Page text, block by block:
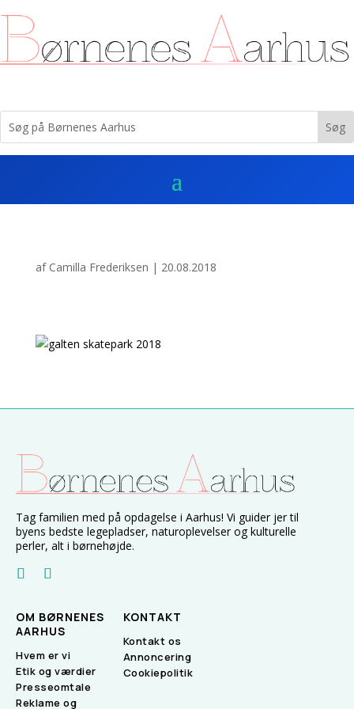
af Camilla Frederiksen | 20.08.2018
Tag familien med på opdagelse i Aarhus! Vi guider jer til
byens bedste legepladser, naturoplevelser og kulturelle
perler, alt i børnehøjde.
OM BØRNENES
AARHUS
Hvem er vi
Etik og værdier
Presseomtale
Reklame og
KONTAKT
Kontakt os
Annoncering
Cookiepolitik